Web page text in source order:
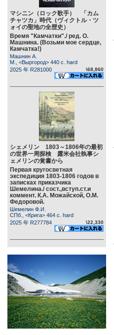
マシニン（ロック歌手） 「カム
チャツカ」時代（ヴィクトル・ツ
ォイの聖地の全歴史）
Время "Камчатки"./ ред. О.
Машнина. (Возьми мое сердце,
Камчатка!)
Машнин А.
М., <Выргород> 440 c. hard
2025 年 R281000
\68,860
シェメリン 1803～1806年の最初
の世界一周探検 露米会社執事シ
ェメリンの覚書から
Первая кругосветная
экспедиция 1803-1806 годов в
записках приказчика
Шемелина./ сост.,вступ.ст.и
коммент. К.А. Можайской, О.М.
Федоровой.
Шемелин Ф.И.
СПб., <Крига> 464 c. hard
2025 年 R277784
\22,330